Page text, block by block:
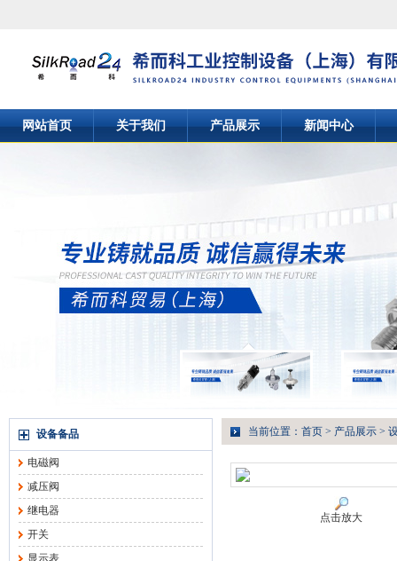
网站首页 关于我们 产品展示 新闻中心
设备备品
电磁阀
减压阀
继电器
开关
显示表
当前位置： 首页 > 产品展示 >
点击放大